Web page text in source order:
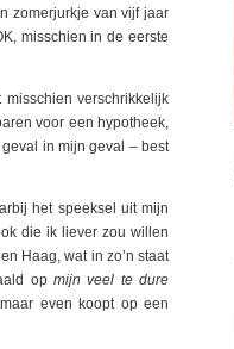
zomerjurkje van vijf jaar
misschien in de eerste
verschrikkelijk
voor een hypotheek,
in mijn geval – best
het speeksel uit mijn
die ik liever zou willen
Haag, wat in zo’n staat
opmijn veel te dure
even koopt op een